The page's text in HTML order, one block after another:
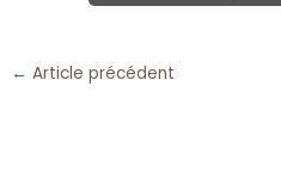
← Article précédent